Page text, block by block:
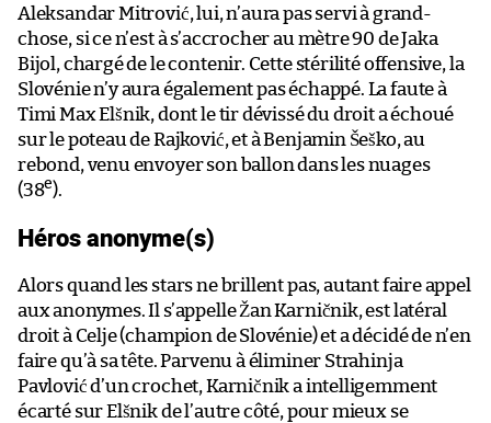
Aleksandar Mitrović, lui, n’aura pas servi à grand-
chose, si ce n’est à s’accrocher au mètre 90 de Jaka
Bijol, chargé de le contenir. Cette stérilité offensive, la
Slovénie n’y aura également pas échappé. La faute à
Timi Max Elšnik, dont le tir dévissé du droit a échoué
sur le poteau de Rajković, et à Benjamin Šeško, au
rebond, venu envoyer son ballon dans les nuages
(38e).
Héros anonyme(s)
Alors quand les stars ne brillent pas, autant faire appel
aux anonymes. Il s’appelle Žan Karničnik, est latéral
droit à Celje (champion de Slovénie) et a décidé de n’en
faire qu’à sa tête. Parvenu à éliminer Strahinja
Pavlović d’un crochet, Karničnik a intelligemment
écarté sur Elšnik de l’autre côté, pour mieux se